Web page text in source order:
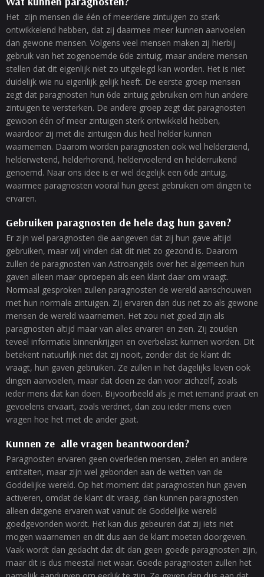
Het zijn mensen die één of meerdere zintuigen zo sterk
ontwikkelend hebben, dat zij daarmee meer kunnen aanvoelen
dan gewone mensen. Volgens veel mensen maken zij hierbij
gebruik van het zogenoemde 6de zintuig, maar andere mensen
stellen dat dit eigenlijk niet zo uitgelegd kan worden. Het is niet
duidelijk wie nu eigenlijk gelijk heeft. De eerste groep mensen
zegt dat paragnosten hun 6de zintuig gebruiken om hun andere
zintuigen te versterken. De andere groep zegt dat paragnosten
gewoon één of meer zintuigen sterk ontwikkeld hebben,
waardoor zij met die zintuigen dus heel helder kunnen
waarnemen. Daarom worden paragnosten ook wel helderziend,
helderwetend, helderhorend, heldervoelend en helderruikend
genoemd. Naar ons idee is er wel degelijk een 6de zintuig,
waarmee paragnosten vooral hun geest gebruiken om dingen te
ervaren.
Gebruiken paragnosten de hele dag hun gaven?
Er zijn wel paragnosten die aangeven dat zij hun gave altijd
gebruiken, maar wij vinden dat dit niet zo gezond is. Daarom
zullen de paragnosten van Astroangels over het algemeen hun
gaven alleen maar oproepen als een klant daar om vraagt.
Normaal gesproken zullen paragnosten de wereld aanschouwen
met hun normale zintuigen. Zij ervaren dan dus net zo als gewone
mensen de wereld waarnemen. Het zou niet goed zijn als
paragnosten altijd maar van alles ervaren en zien. Zij zouden
teveel informatie binnenkrijgen en overbelast kunnen worden. Dit
betekent natuurlijk niet dat zij nooit, zonder dat de klant dit
vraagt, hun gaven gebruiken. Ze zullen in het dagelijks leven ook
dingen aanvoelen, maar dat doen ze dan voor zichzelf, zoals
ieder mens dat kan doen. Bijvoorbeeld als je met iemand praat en
gevoelens ervaart, zoals verdriet, dan zou ieder mens even
vragen hoe het met de ander gaat.
Kunnen ze alle vragen beantwoorden?
Paragnosten ervaren geen overleden mensen, zielen en andere
entiteiten, maar zijn wel gebonden aan de wetten van de
Goddelijke wereld. Op het moment dat paragnosten hun gaven
activeren, omdat de klant dit vraag, dan kunnen paragnosten
alleen datgene ervaren wat vanuit de Goddelijke wereld
goedgevonden wordt. Het kan dus gebeuren dat zij iets niet
mogen waarnemen en dit dus aan de klant moeten doorgeven.
Vaak wordt dan gedacht dat dit dan geen goede paragnosten zijn,
maar dit is dus meestal niet waar. Goede paragnosten zullen het